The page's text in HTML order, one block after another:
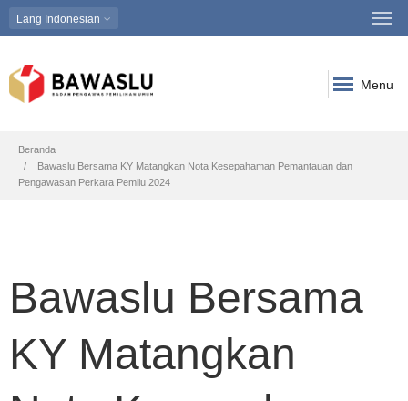
Lang Indonesian
Menu
Breadcrumb
Beranda
Bawaslu Bersama KY Matangkan Nota Kesepahaman Pemantauan dan
Pengawasan Perkara Pemilu 2024
Bawaslu Bersama
KY Matangkan